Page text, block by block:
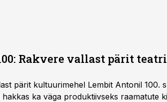
Rakvere vallast pärit
pärit kultuurimehel Lembit Antonil 100.
ka väga produktiivseks raamatute